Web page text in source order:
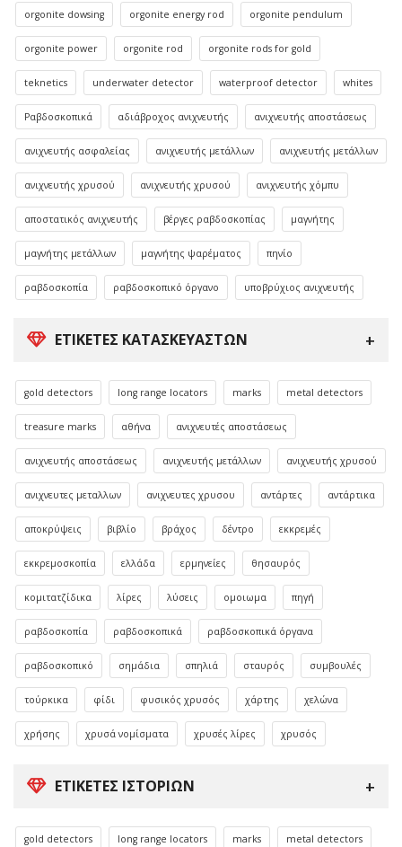
orgonite dowsing orgonite energy rod orgonite pendulum
orgonite power orgonite rod orgonite rods for gold
teknetics underwater detector waterproof detector whites
Ραβδοσκοπικά αδιάβροχος ανιχνευτής ανιχνευτής αποστάσεως
ανιχνευτής ασφαλείας ανιχνευτής μετάλλων ανιχνευτής μετάλλων
ανιχνευτής χρυσού ανιχνευτής χρυσού ανιχνευτής χόμπυ
αποστατικός ανιχνευτής βέργες ραβδοσκοπίας μαγνήτης
μαγνήτης μετάλλων μαγνήτης ψαρέματος πηνίο
ραβδοσκοπία ραβδοσκοπικό όργανο υποβρύχιος ανιχνευτής
ΕΤΙΚΈΤΕΣ ΚΑΤΑΣΚΕΥΑΣΤΏΝ
gold detectors long range locators marks metal detectors
treasure marks αθήνα ανιχνευτές αποστάσεως
ανιχνευτής αποστάσεως ανιχνευτής μετάλλων ανιχνευτής χρυσού
ανιχνευτες μεταλλων ανιχνευτες χρυσου αντάρτες αντάρτικα
αποκρύψεις βιβλίο βράχος δέντρο εκκρεμές
εκκρεμοσκοπία ελλάδα ερμηνείες θησαυρός
κομιτατζίδικα λίρες λύσεις ομοιωμα πηγή
ραβδοσκοπία ραβδοσκοπικά ραβδοσκοπικά όργανα
ραβδοσκοπικό σημάδια σπηλιά σταυρός συμβουλές
τούρκικα φίδι φυσικός χρυσός χάρτης χελώνα
χρήσης χρυσά νομίσματα χρυσές λίρες χρυσός
ΕΤΙΚΈΤΕΣ ΙΣΤΟΡΙΏΝ
gold detectors long range locators marks metal detectors